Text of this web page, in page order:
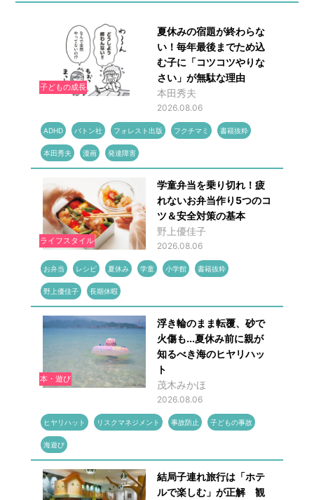
子どもの成長
夏休みの宿題が終わらな
い！毎年最後までため込
む子に「コツコツやりな
さい」が無駄な理由
本田秀夫
2026.08.06
ADHD バトン社 フォレスト出版 フクチマミ 書籍抜粋
本田秀夫 漫画 発達障害
ライフスタイル
学童弁当を乗り切れ！疲
れないお弁当作り5つのコ
ツ＆安全対策の基本
野上優佳子
2026.08.06
お弁当 レシピ 夏休み 学童 小学館 書籍抜粋
野上優佳子 長期休暇
本・遊び
浮き輪のまま転覆、砂で
火傷も...夏休み前に親が
知るべき海のヒヤリハッ
ト
茂木みかほ
2026.08.06
ヒヤリハット リスクマネジメント 事故防止 子どもの事故
海遊び
結局子連れ旅行は「ホテ
ルで楽しむ」が正解 観